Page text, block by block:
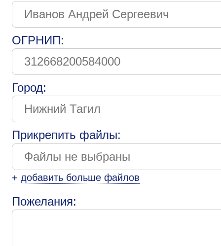
ОГРНИП:
Город:
Прикрепить файлы:
+ добавить больше файлов
Пожелания: